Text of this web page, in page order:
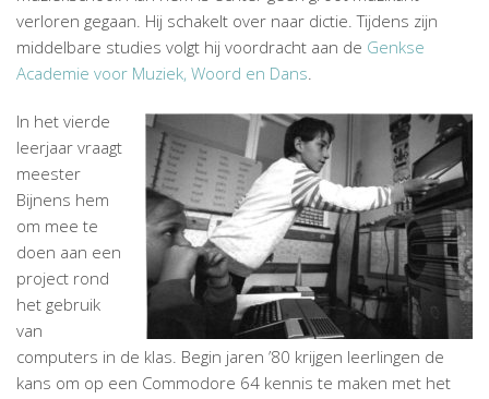
verloren gegaan. Hij schakelt over naar dictie. Tijdens zijn
middelbare studies volgt hij voordracht aan de Genkse
Academie voor Muziek, Woord en Dans.
In het vierde
leerjaar vraagt
meester
Bijnens hem
om mee te
doen aan een
project rond
het gebruik
van
computers in de klas. Begin jaren ’80 krijgen leerlingen de
kans om op een Commodore 64 kennis te maken met het